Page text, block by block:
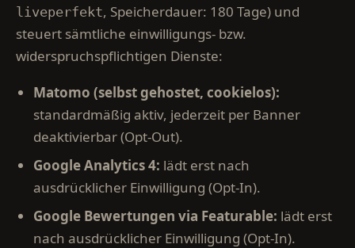
liveperfekt, Speicherdauer: 180 Tage) und
steuert sämtliche einwilligungs- bzw.
widerspruchspflichtigen Dienste:
Matomo (selbst gehostet, cookielos):
standardmäßig aktiv, jederzeit per Banner
deaktivierbar (Opt-Out).
Google Analytics 4: lädt erst nach
ausdrücklicher Einwilligung (Opt-In).
Google Bewertungen via Featurable: lädt erst
nach ausdrücklicher Einwilligung (Opt-In).